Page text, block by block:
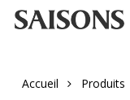
Skip
Accueil Produits